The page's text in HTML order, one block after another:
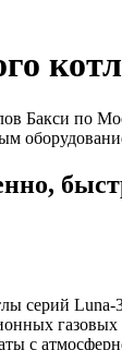
Бакси по
серий
с